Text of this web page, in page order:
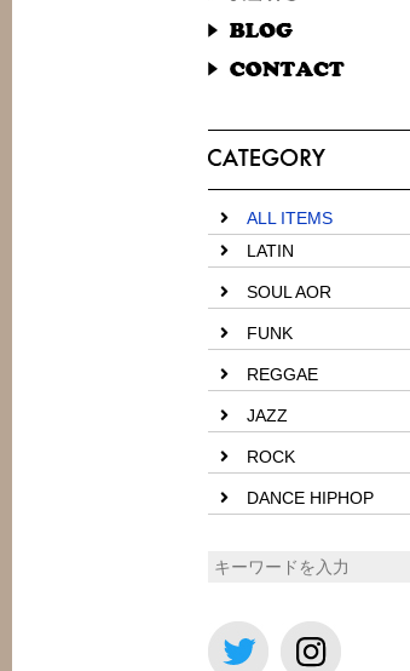
ALL ITEMS
LATIN
SOUL AOR
FUNK
REGGAE
JAZZ
ROCK
DANCE HIPHOP